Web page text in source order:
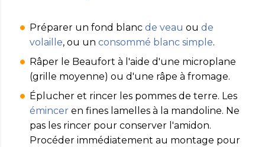
Préparer un fond blanc de veau ou de
volaille, ou un consommé blanc simple.
Râper le Beaufort à l'aide d'une microplane
(grille moyenne) ou d'une râpe à fromage.
Éplucher et rincer les pommes de terre. Les
émincer en fines lamelles à la mandoline. Ne
pas les rincer pour conserver l'amidon.
Procéder immédiatement au montage pour